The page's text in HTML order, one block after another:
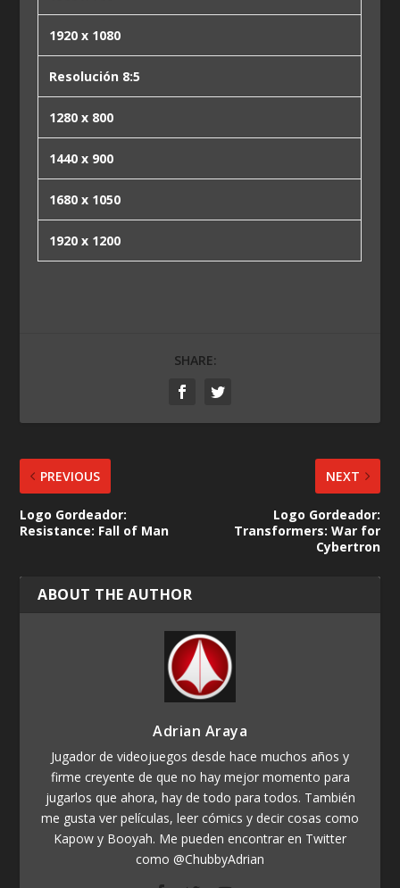
1920 x 1080
Resolución 8:5
1280 x 800
1440 x 900
1680 x 1050
1920 x 1200
SHARE:
PREVIOUS
Logo Gordeador:
Resistance: Fall of Man
NEXT
Logo Gordeador:
Transformers: War for
Cybertron
ABOUT THE AUTHOR
Adrian Araya
Jugador de videojuegos desde hace muchos años y
firme creyente de que no hay mejor momento para
jugarlos que ahora, hay de todo para todos. También
me gusta ver películas, leer cómics y decir cosas como
Kapow y Booyah. Me pueden encontrar en Twitter
como @ChubbyAdrian